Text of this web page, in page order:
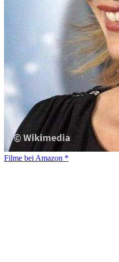
Filme bei Amazon *